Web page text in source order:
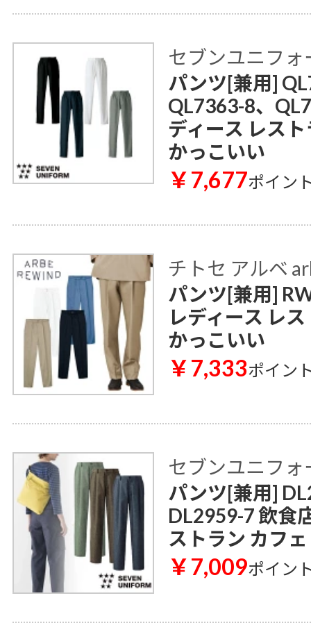
セブンユニフォ
パンツ[兼用]
QL7363-8、
ディース レス
かっこいい
￥7,677ポイン
チトセ アルベ
パンツ[兼用]
レディース レ
かっこいい
￥7,333ポイン
セブンユニフォ
パンツ[兼用]
DL2959-7 飲食
ストラン カフ
￥7,009ポイン